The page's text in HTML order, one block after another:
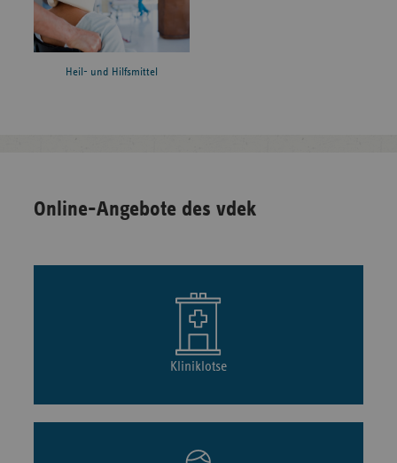
Heil- und Hilfsmittel
Online-Angebote des vdek
Kliniklotse